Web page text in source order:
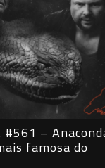
#560 –
o Segredo de